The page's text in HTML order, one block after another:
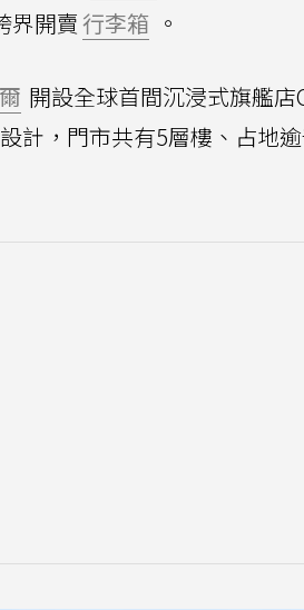
界開賣行李箱 。
開設全球首間沉浸式旗艦店
計，門市共有5層樓、占地